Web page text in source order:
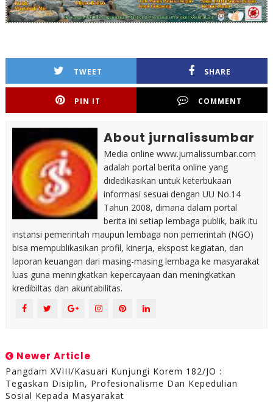
TWEET SHARE
PIN IT COMMENT
About jurnalissumbar
Media online www.jurnalissumbar.com
adalah portal berita online yang
didedikasikan untuk keterbukaan
informasi sesuai dengan UU No.14
Tahun 2008, dimana dalam portal
berita ini setiap lembaga publik, baik itu
instansi pemerintah maupun lembaga non pemerintah (NGO)
bisa mempublikasikan profil, kinerja, ekspost kegiatan, dan
laporan keuangan dari masing-masing lembaga ke masyarakat
luas guna meningkatkan kepercayaan dan meningkatkan
kredibiltas dan akuntabilitas.
Newer Article
Pangdam XVIII/Kasuari Kunjungi Korem 182/JO :
Tegaskan Disiplin, Profesionalisme Dan Kepedulian
Sosial Kepada Masyarakat